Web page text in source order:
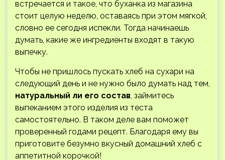
встречается и такое, что буханка из магазина
стоит целую неделю, оставаясь при этом мягкой,
словно ее сегодня испекли. Тогда начинаешь
думать, какие же ингредиенты входят в такую
выпечку.
Чтобы не пришлось пускать хлеб на сухари на
следующий день и не нужно было думать над тем,
натуральный ли его состав, займитесь
выпеканием этого изделия из теста
самостоятельно. В таком деле вам поможет
проверенный годами рецепт. Благодаря ему вы
приготовите безумно вкусный домашний хлеб с
аппетитной корочкой!